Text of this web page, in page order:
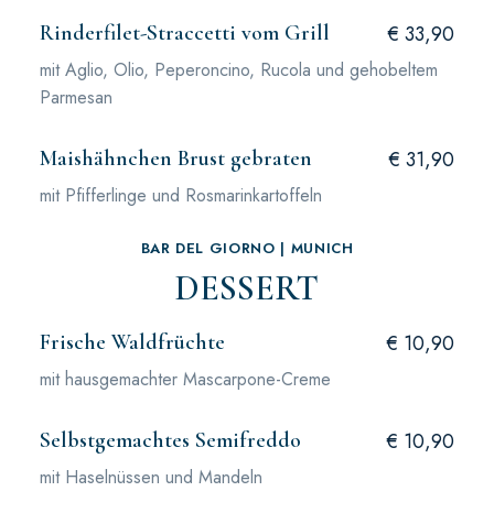
Rinderfilet-Straccetti vom Grill € 33,90
mit Aglio, Olio, Peperoncino, Rucola und gehobeltem
Parmesan
Maishähnchen Brust gebraten € 31,90
mit Pfifferlinge und Rosmarinkartoffeln
BAR DEL GIORNO | MUNICH
DESSERT
Frische Waldfrüchte € 10,90
mit hausgemachter Mascarpone-Creme
Selbstgemachtes Semifreddo € 10,90
mit Haselnüssen und Mandeln